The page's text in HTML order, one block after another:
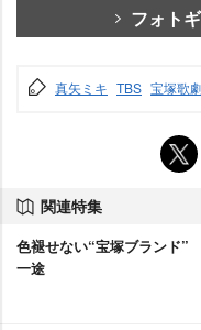
フォト
真矢ミキ TBS 宝塚歌
関連特集
色褪せない“宝塚ブランド
一途